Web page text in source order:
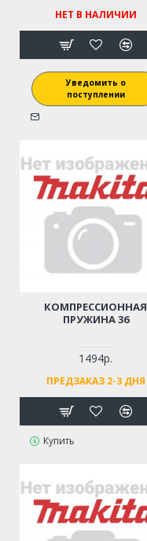
НЕТ В НАЛИЧИИ
Уведомить о
поступлении
КОМПРЕССИОННАЯ
ПРУЖИНА 36
1494р.
ПРЕДЗАКАЗ 2-3 ДНЯ
Купить